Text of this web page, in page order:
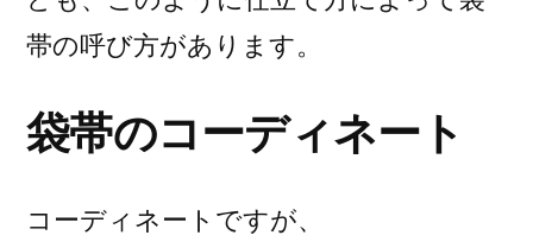
帯の呼び方があります。
袋帯のコーディネート
コーディネートですが、